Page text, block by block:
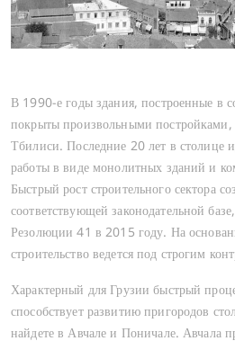
В 1990-е годы здания, построенные в
покрыты произвольными
Тбилиси. Последние 20 лет в столице
работы в виде монолитных зданий и
Быстрый рост строительного сектора
соответствующей законодательной
Резолюции 41 в 2015 году. На
строительство ведется под строгим
Характерный для Грузии быстрый
способствует развитию пригородов
найдете в Авчале и Поничале. Авчала